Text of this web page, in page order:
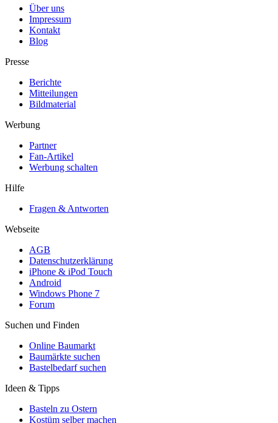
Über uns
Impressum
Kontakt
Blog
Presse
Berichte
Mitteilungen
Bildmaterial
Werbung
Partner
Fan-Artikel
Werbung schalten
Hilfe
Fragen & Antworten
Webseite
AGB
Datenschutzerklärung
iPhone & iPod Touch
Android
Windows Phone 7
Forum
Suchen und Finden
Online Baumarkt
Baumärkte suchen
Bastelbedarf suchen
Ideen & Tipps
Basteln zu Ostern
Kostüm selber machen